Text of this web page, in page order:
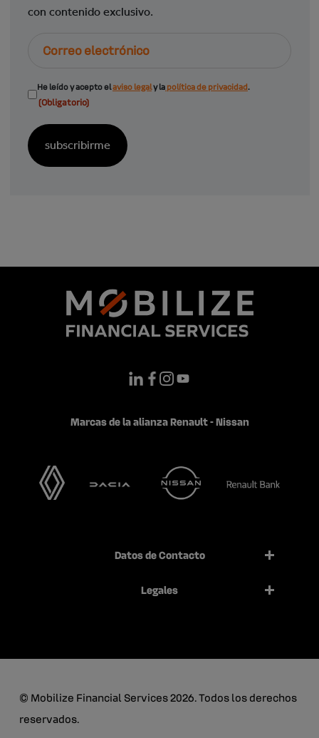
con contenido exclusivo.
Consentimiento
(Obligatorio)
He leído y acepto elaviso legaly la política de privacidad.
(Obligatorio)
Marcas de la alianza Renault - Nissan
Datos de Contacto
Legales
© Mobilize Financial Services 2026. Todos los derechos
reservados.